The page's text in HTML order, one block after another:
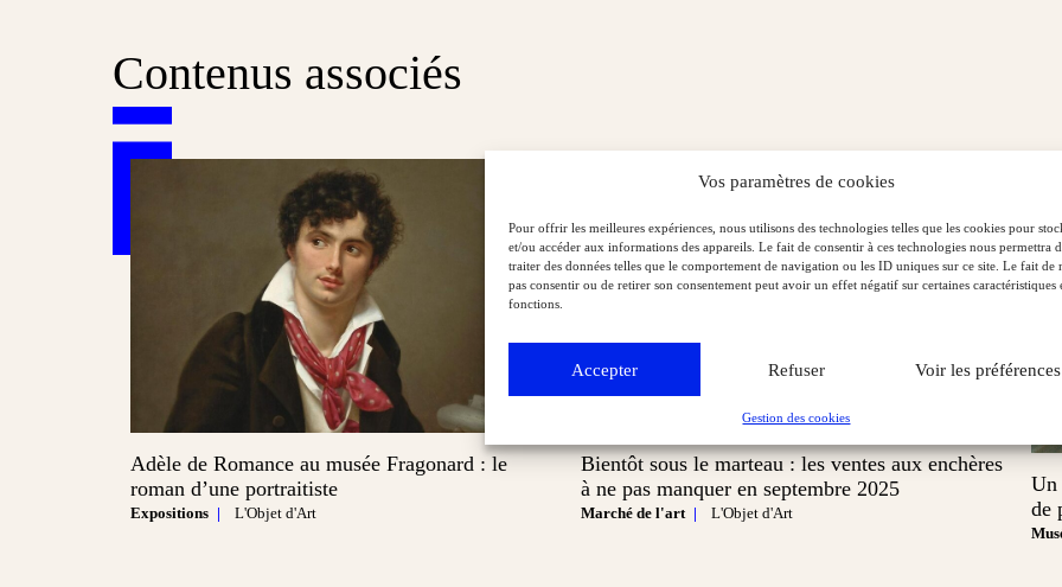
Vos paramètres de cookies
Pour offrir les meilleures expériences, nous utilisons des technologies telles que les cookies pour
et/ou accéder aux informations des appareils. Le fait de consentir à ces technologies nous permettra
traiter des données telles que le comportement de navigation ou les ID uniques sur ce site. Le fait de
pas consentir ou de retirer son consentement peut avoir un effet négatif sur certaines caractéristiques
fonctions.
Accepter Refuser Voir les préférences
Gestion des cookies
Contenus associés
Adèle de Romance au musée Fragonard : le
roman d’une portraitiste
Expositions L'Objet d'Art
Bientôt sous le marteau : les ventes aux enchères
à ne pas manquer en septembre 2025
Marché de l'art L'Objet d'Art
Un
de